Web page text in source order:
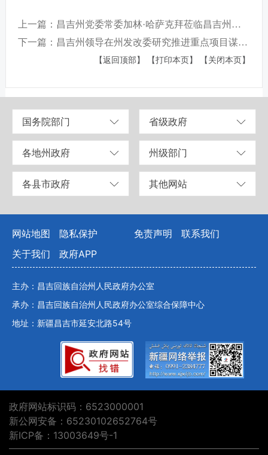
上一篇：昌吉州党委常委加林·哈萨克拜莅临昌吉州科技馆馆调研科普工作
下一篇：昌吉州领导在州发改委研究推进重点项目谋划建设工作
【返回顶部】 【打印本页】 【关闭本页】
国务院部门 省级政府
各地州政府 州级部门
各县市政府 其他网站
网站地图 隐私保护 免责声明
联系我们
关于我们
政府APP
主办：昌吉回族自治州人民政府办公室
承办：昌吉回族自治州人民政府办公室综合保障中心
地址：新疆昌吉市延安北路54号
政府网站标识码：6523000001
新公网安备：65230102652764号
新ICP备：13003649号-1